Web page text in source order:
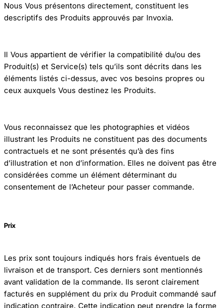
Nous Vous présentons directement, constituent les
descriptifs des Produits approuvés par Invoxia.
Il Vous appartient de vérifier la compatibilité du/ou des
Produit(s) et Service(s) tels qu’ils sont décrits dans les
éléments listés ci-dessus, avec vos besoins propres ou
ceux auxquels Vous destinez les Produits.
Vous reconnaissez que les photographies et vidéos
illustrant les Produits ne constituent pas des documents
contractuels et ne sont présentés qu’à des fins
d’illustration et non d’information. Elles ne doivent pas être
considérées comme un élément déterminant du
consentement de l’Acheteur pour passer commande.
Prix
Les prix sont toujours indiqués hors frais éventuels de
livraison et de transport. Ces derniers sont mentionnés
avant validation de la commande. Ils seront clairement
facturés en supplément du prix du Produit commandé sauf
indication contraire. Cette indication peut prendre la forme